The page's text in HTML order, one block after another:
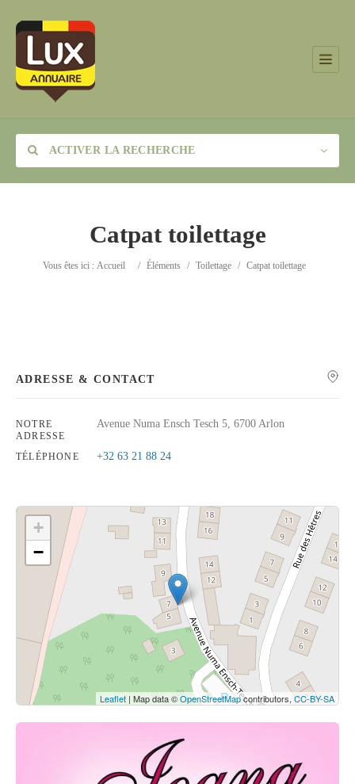
ACTIVER LA RECHERCHE
Catégorie
Catpat toilettage
Vous êtes ici : Accueil / Éléments / Toilettage / Catpat toilettage
ADRESSE & CONTACT
NOTRE
ADRESSE
Avenue Numa Ensch Tesch 5, 6700 Arlon
TÉLÉPHONE +32 63 21 88 24
Cliquez sur le bouton pour afficher la carte.
Voir la carte
+
−
Leaflet | Map data ©OpenStreetMapcontributors, CC-BY-SA